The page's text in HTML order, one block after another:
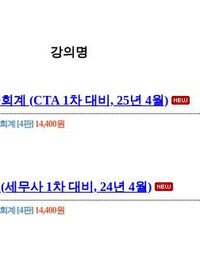
강의명
계 (CTA 1차 대비, 25년 4월)
계 [4판] 14,400원
무사 1차 대비, 24년 4월)
계 [4판] 14,400원